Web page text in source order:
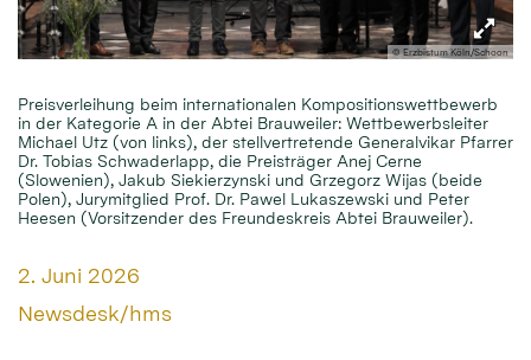
© Erzbistum Köln/Schoon
Preisverleihung beim internationalen Kompositionswettbewerb
in der Kategorie A in der Abtei Brauweiler: Wettbewerbsleiter
Michael Utz (von links), der stellvertretende Generalvikar Pfarrer
Dr. Tobias Schwaderlapp, die Preisträger Anej Cerne
(Slowenien), Jakub Siekierzynski und Grzegorz Wijas (beide
Polen), Jurymitglied Prof. Dr. Pawel Lukaszewski und Peter
Heesen (Vorsitzender des Freundeskreis Abtei Brauweiler).
Datum:
2. Juni 2026
Von:
Newsdesk/hms